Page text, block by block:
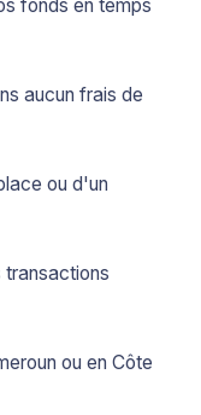
fonds en temps
aucun frais de
ou d'un
ou en Côte